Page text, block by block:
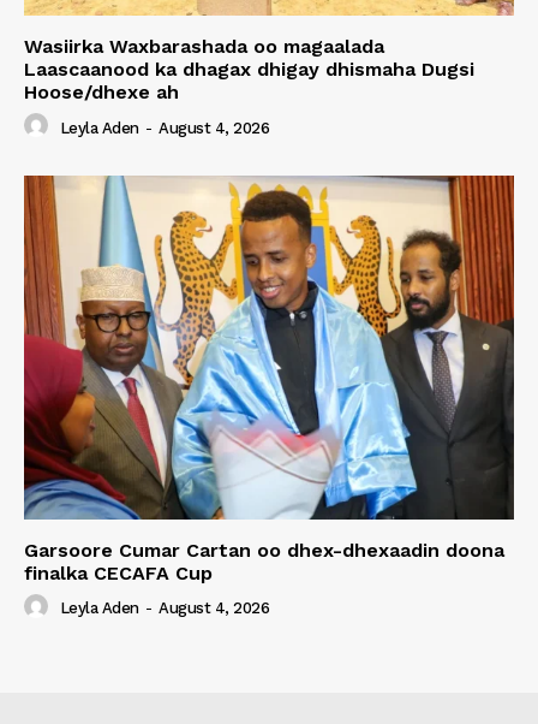
Wasiirka Waxbarashada oo magaalada
Laascaanood ka dhagax dhigay dhismaha Dugsi
Hoose/dhexe ah
Leyla Aden - August 4, 2026
Garsoore Cumar Cartan oo dhex-dhexaadin doona
finalka CECAFA Cup
Leyla Aden - August 4, 2026